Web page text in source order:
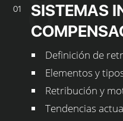
01
SISTEMAS
Definición de
Elementos y
Retribución y
Tendencias